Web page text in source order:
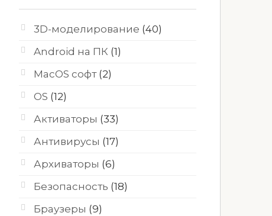
3D-моделирование (40)
Android на ПК (1)
MacOS софт(2)
OS (12)
Активаторы (33)
Антивирусы (17)
Архиваторы (6)
Безопасность (18)
Браузеры (9)